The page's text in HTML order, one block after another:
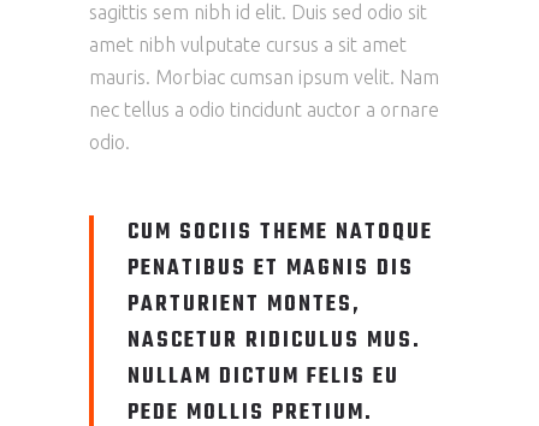
sagittis sem nibh id elit. Duis sed odio sit
amet nibh vulputate cursus a sit amet
mauris. Morbiac cumsan ipsum velit. Nam
nec tellus a odio tincidunt auctor a ornare
odio.
CUM SOCIIS THEME NATOQUE
PENATIBUS ET MAGNIS DIS
PARTURIENT MONTES,
NASCETUR RIDICULUS MUS.
NULLAM DICTUM FELIS EU
PEDE MOLLIS PRETIUM.